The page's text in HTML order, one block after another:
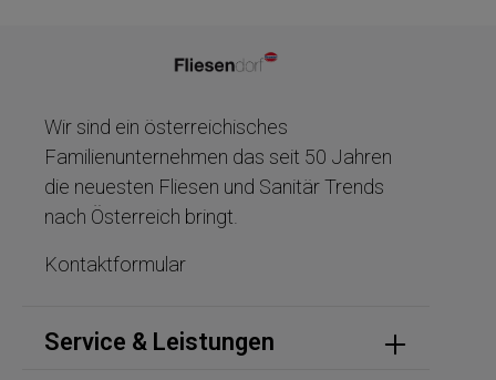
Wir sind ein österreichisches
Familienunternehmen das seit 50 Jahren
die neuesten Fliesen und Sanitär Trends
nach Österreich bringt.
Kontaktformular
Service & Leistungen